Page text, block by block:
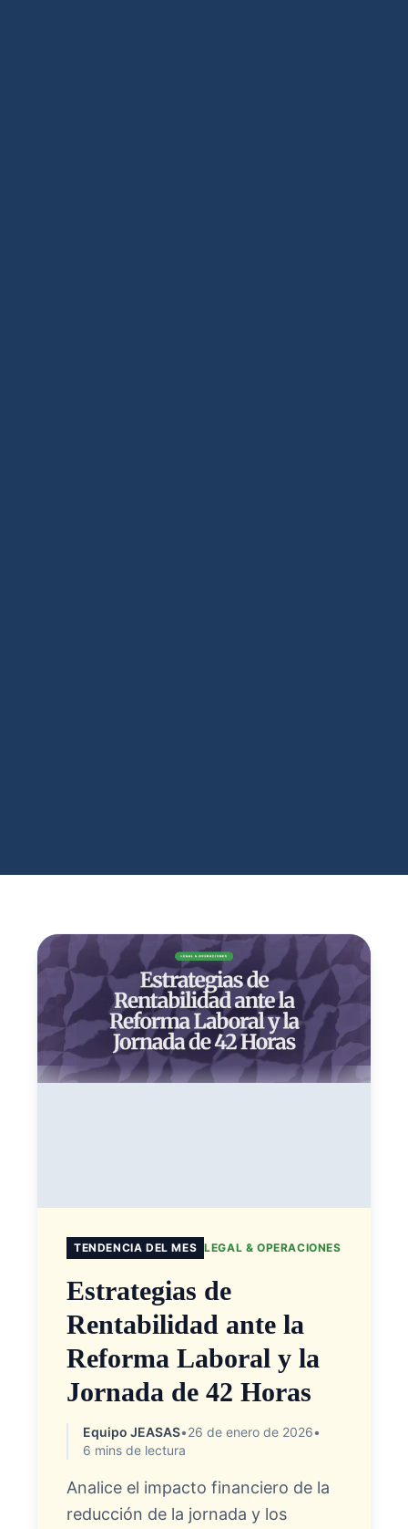
TENDENCIA DEL MES LEGAL & OPERACIONES
Estrategias de
Rentabilidad ante la
Reforma Laboral y la
Jornada de 42 Horas
Equipo JEASAS•26 de enero de 2026•
6 mins de lectura
Analice el impacto financiero de la
reducción de la jornada y los